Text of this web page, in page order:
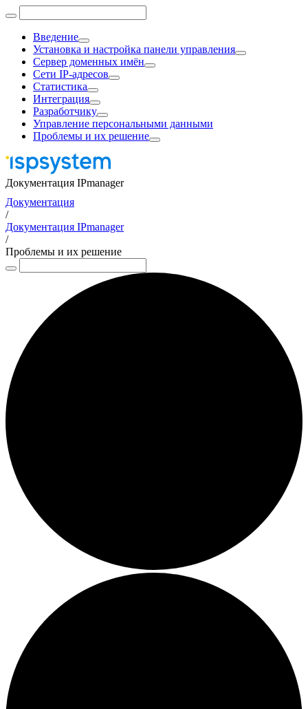
Введение
Установка и настройка панели управления
Сервер доменных имён
Сети IP-адресов
Статистика
Интеграция
Разработчику
Управление персональными данными
Проблемы и их решение
Документация IPmanager
Документация
/
Документация IPmanager
/
Проблемы и их решение